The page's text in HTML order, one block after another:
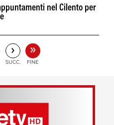
nel Cilento per
›
SUCC.
»
FINE